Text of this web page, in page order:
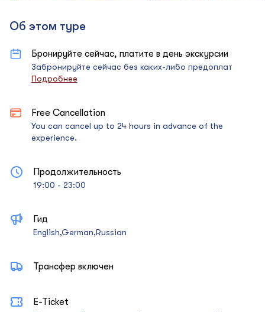
Об этом туре
Бронируйте сейчас, платите в день экскурсии
Забронируйте сейчас без каких-либо предоплат
Подробнее
Free Cancellation
You can cancel up to 24 hours in advance of the
experience.
Продолжительность
19:00 - 23:00
Гид
English,German,Russian
Трансфер включен
E-Ticket